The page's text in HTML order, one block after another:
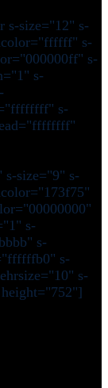
s-size="12" s-
s-
s-
s-
s-
s-size="9" s-
s-
s-
s-
s-